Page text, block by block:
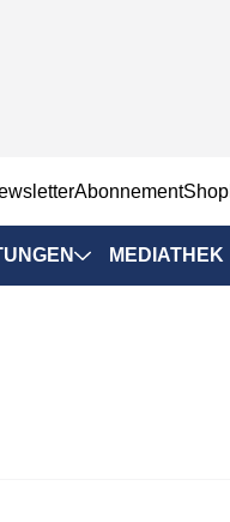
AbonnementShop
MEDIATHEK